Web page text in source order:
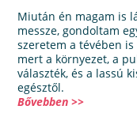
Miután én magam is
messze, gondoltam
szeretem a tévében
mert a környezet, a
választék, és a lassú
egésztől.
Bővebben >>